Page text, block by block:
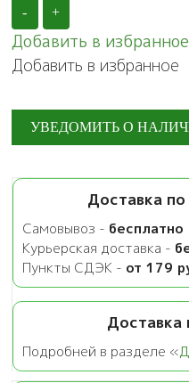
- +
Добавить в избранное
Добавить в избранное
Доставка
Самовывоз - бесплатно
Курьерская доставка -
Пункты СДЭК - от 179
Доставка
Подробней в разделе «